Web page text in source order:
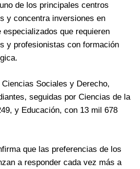
de los principales centros
y concentra inversiones en
que requieren
y profesionistas con formación
Ciencias Sociales y Derecho,
seguidas por Ciencias de la
y Educación, con 13 mil 678
que las preferencias de los
a responder cada vez más a